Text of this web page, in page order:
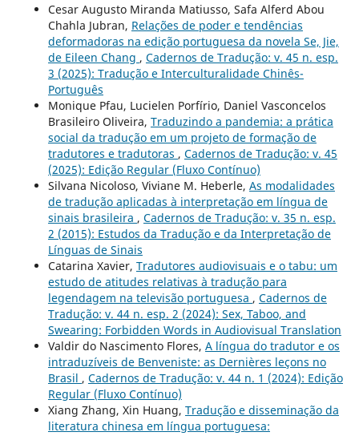
Cesar Augusto Miranda Matiusso, Safa Alferd Abou
Chahla Jubran, Relações de poder e tendências
deformadoras na edição portuguesa da novela Se, Jie,
de Eileen Chang , Cadernos de Tradução: v. 45 n. esp.
3 (2025): Tradução e Interculturalidade Chinês-
Português
Monique Pfau, Lucielen Porfírio, Daniel Vasconcelos
Brasileiro Oliveira, Traduzindo a pandemia: a prática
social da tradução em um projeto de formação de
tradutores e tradutoras , Cadernos de Tradução: v. 45
(2025): Edição Regular (Fluxo Contínuo)
Silvana Nicoloso, Viviane M. Heberle, As modalidades
de tradução aplicadas à interpretação em língua de
sinais brasileira , Cadernos de Tradução: v. 35 n. esp.
2 (2015): Estudos da Tradução e da Interpretação de
Línguas de Sinais
Catarina Xavier, Tradutores audiovisuais e o tabu: um
estudo de atitudes relativas à tradução para
legendagem na televisão portuguesa , Cadernos de
Tradução: v. 44 n. esp. 2 (2024): Sex, Taboo, and
Swearing: Forbidden Words in Audiovisual Translation
Valdir do Nascimento Flores, A língua do tradutor e os
intraduzíveis de Benveniste: as Dernières leçons no
Brasil , Cadernos de Tradução: v. 44 n. 1 (2024): Edição
Regular (Fluxo Contínuo)
Xiang Zhang, Xin Huang, Tradução e disseminação da
literatura chinesa em língua portuguesa: